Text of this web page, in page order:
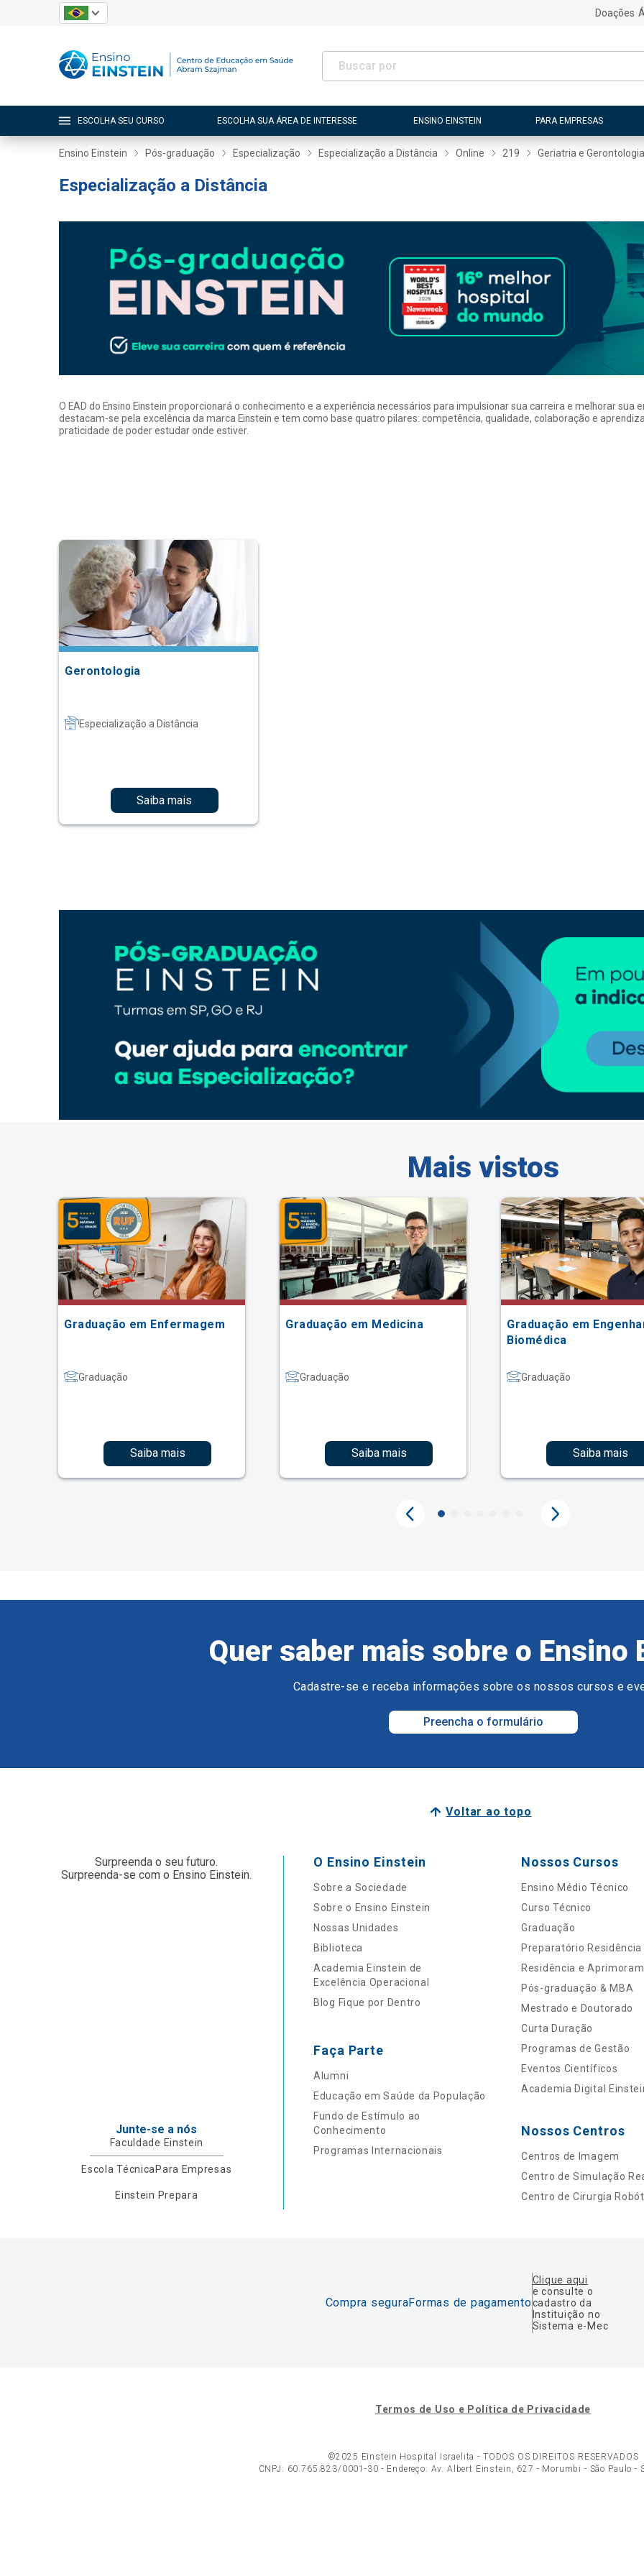
Doações
ESCOLHA SEU CURSO ESCOLHA SUA ÁREA DE INTERESSE ENSINO EINSTEIN PARA EMPRESAS
Ensino Einstein Pós-graduação Especialização Especialização a Distância Online 219 Geriatria e
Especialização a Distância
O EAD do Ensino Einstein proporcionará o conhecimento e a experiência necessários para impulsionar sua carreira e melhorar
destacam-se pela excelência da marca Einstein e tem como base quatro pilares: competência, qualidade, colaboração e
praticidade de poder estudar onde estiver.
Gerontologia
Especialização a Distância
Saiba mais
Mais vistos
Graduação em Enfermagem
Graduação
Saiba mais
Graduação em Medicina
Graduação
Saiba mais
Graduação em
Biomédica
Graduação
Saiba mais
Quer saber mais sobre o Ensino
Cadastre-se e receba informações sobre os nossos cursos e
Preencha o formulário
Voltar ao topo
Surpreenda o seu futuro.
Surpreenda-se com o Ensino Einstein.
Junte-se a nós
Faculdade Einstein
Escola TécnicaPara Empresas
Einstein Prepara
O Ensino Einstein
Sobre a Sociedade
Sobre o Ensino Einstein
Nossas Unidades
Biblioteca
Academia Einstein de
Excelência Operacional
Blog Fique por Dentro
Faça Parte
Alumni
Educação em Saúde da População
Fundo de Estímulo ao
Conhecimento
Programas Internacionais
Nossos Cursos
Ensino Médio Técnico
Curso Técnico
Graduação
Preparatório Residência
Residência e
Pós-graduação & MBA
Mestrado e Doutorado
Curta Duração
Programas de Gestão
Eventos Científicos
Academia Digital
Nossos Centros
Centros de Imagem
Centro de Simulação
Centro de Cirurgia
Compra seguraFormas de pagamento
Clique aqui
e consulte o
cadastro da
Instituição no
Sistema e-Mec
Termos de Uso e Política de Privacidade
©2025 Einstein Hospital Israelita - TODOS OS DIREITOS RESERVADOS
CNPJ: 60.765.823/0001-30 - Endereço: Av. Albert Einstein, 627 - Morumbi - São Paulo -